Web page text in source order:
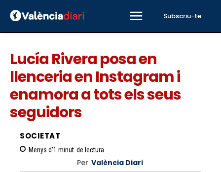
Subscriu-te
Lucía Rivera posa en
llenceria en Instagram i
enamora a tots els seus
seguidors
SOCIETAT
Menys d'1 minut de lectura
Per València Diari